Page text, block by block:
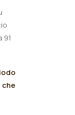
91
che